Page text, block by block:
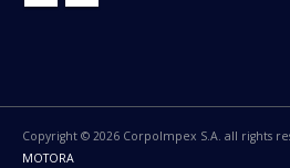
Copyright © 2026 CorpoImpex S.A. all rights
MOTORA